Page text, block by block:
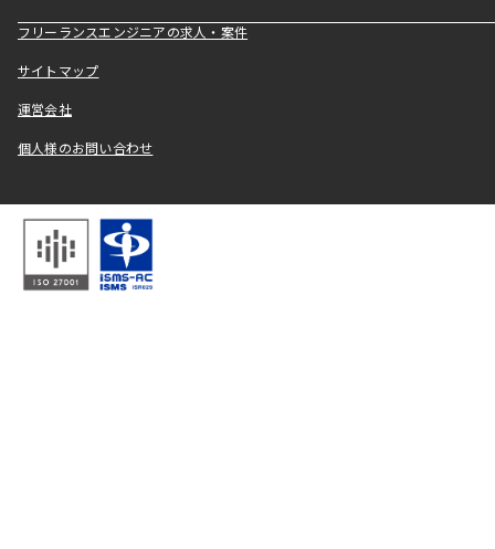
フリーランスエンジニアの求人・案件
サイトマップ
運営会社
個人様のお問い合わせ